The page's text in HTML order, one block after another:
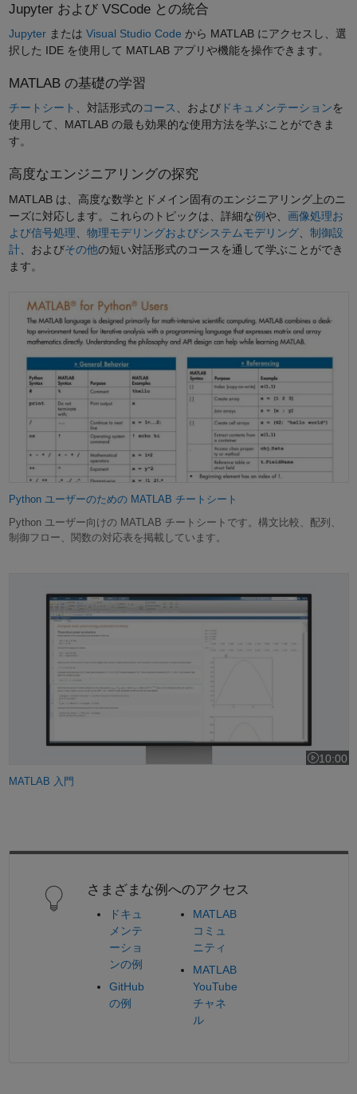
Jupyter および VSCode との統合
Jupyterまたは Visual Studio Code から MATLAB にアクセスし、選
択した IDE を使用して MATLAB アプリや機能を操作できます。
MATLAB の基礎の学習
チートシート 、対話形式のコース 、およびドキュメンテーションを
使用して、MATLAB の最も効果的な使用方法を学ぶことができま
す。
高度なエンジニアリングの探究
MATLAB は、高度な数学とドメイン固有のエンジニアリング上のニ
ーズに対応します。これらのトピックは、詳細な例や、 画像処理お
よび信号処理
物理モデリングおよびシステムモデリング、 制御設
計、およびその他の短い対話形式のコースを通して学ぶことができ
ます。
Python ユーザーのための MATLAB チートシート
Python ユーザー向けの MATLAB チートシートです。構文比較、配列、
制御フロー、関数の対応表を掲載しています。
10:00
ビデオの
MATLAB 入門
さまざまな例へのアクセス
ドキュ
メンテ
ーショ
ンの例
GitHub
の例
MATLAB
コミュ
ニティ
MATLAB
YouTube
チャネ
ル